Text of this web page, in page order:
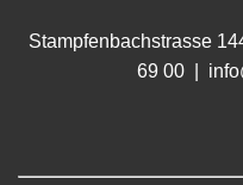
Stampfenbachstrasse
69 00 |